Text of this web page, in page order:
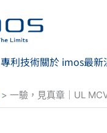
專利技術關於 imos最新
一驗，見真章｜UL